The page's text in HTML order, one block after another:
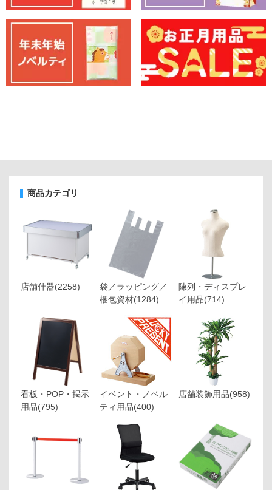
商品カテゴリ
店舗什器(2258)
袋／ラッピング／
梱包資材(1284)
陳列・ディスプレ
イ用品(714)
看板・POP・掲示
用品(795)
イベント・ノベル
ティ用品(400)
店舗装飾用品(958)